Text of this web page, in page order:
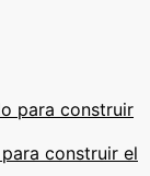
para construir
construir el